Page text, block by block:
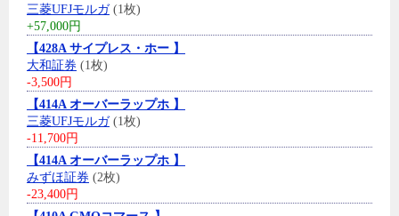
三菱UFJモルガ(1枚)
+57,000円
【428A サイプレス・ホー 】
大和証券 (1枚)
-3,500円
【414A オーバーラップホ 】
三菱UFJモルガ(1枚)
-11,700円
【414A オーバーラップホ 】
みずほ証券 (2枚)
-23,400円